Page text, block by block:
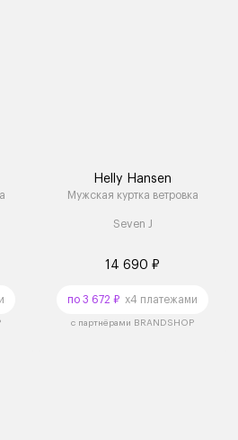
Helly Hansen
Мужская куртка ветровка
Seven J
14 690 ₽
по 3 672 ₽ x4 платежами
с партнёрами BRANDSHOP